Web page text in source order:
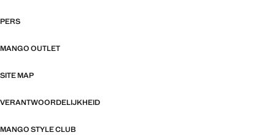
PERS
MANGO OUTLET
SITE MAP
VERANTWOORDELIJKHEID
MANGO STYLE CLUB